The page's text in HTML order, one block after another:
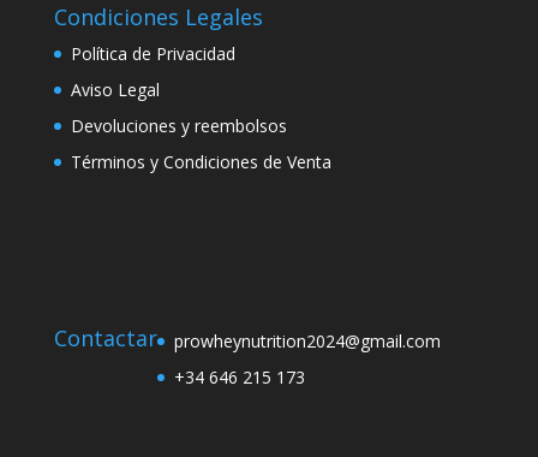
Condiciones Legales
Política de Privacidad
Aviso Legal
Devoluciones y reembolsos
Términos y Condiciones de Venta
Contactar
prowheynutrition2024@gmail.com
+34 646 215 173